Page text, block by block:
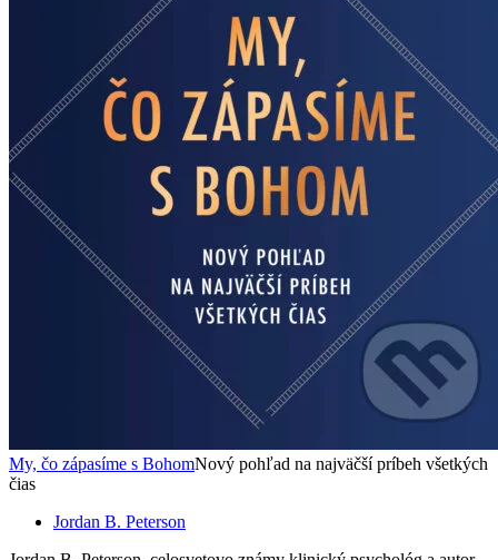
My, čo zápasíme s BohomNový pohľad na najväčší príbeh všetkých
čias
Jordan B. Peterson